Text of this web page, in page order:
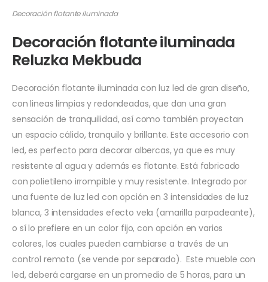
Decoración flotante iluminada
Decoración flotante iluminada
Reluzka Mekbuda
Decoración flotante iluminada con luz led de gran diseño,
con lineas limpias y redondeadas, que dan una gran
sensación de tranquilidad, así como también proyectan
un espacio cálido, tranquilo y brillante. Este accesorio con
led, es perfecto para decorar albercas, ya que es muy
resistente al agua y además es flotante. Está fabricado
con polietileno irrompible y muy resistente. Integrado por
una fuente de luz led con opción en 3 intensidades de luz
blanca, 3 intensidades efecto vela (amarilla parpadeante),
o sí lo prefiere en un color fijo, con opción en varios
colores, los cuales pueden cambiarse a través de un
control remoto (se vende por separado). Este mueble con
led, deberá cargarse en un promedio de 5 horas, para un